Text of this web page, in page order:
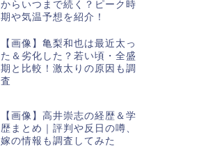
からいつまで続く？ピーク時
期や気温予想を紹介！
【画像】亀梨和也は最近太っ
た＆劣化した？若い頃・全盛
期と比較！激太りの原因も調
査
【画像】高井崇志の経歴＆学
歴まとめ｜評判や反日の噂、
嫁の情報も調査してみた